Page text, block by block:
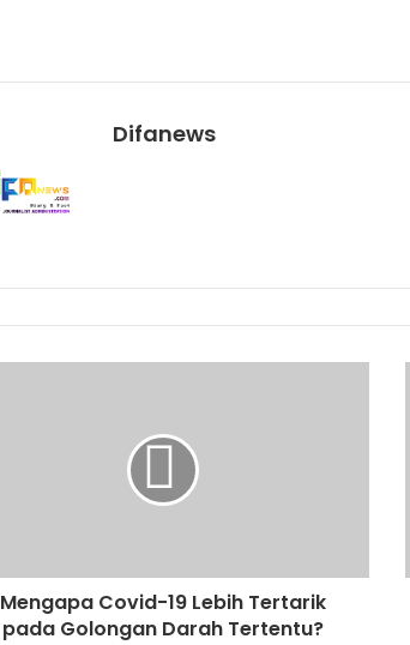
Difanews
Mengapa Covid-19 Lebih Tertarik
pada Golongan Darah Tertentu?